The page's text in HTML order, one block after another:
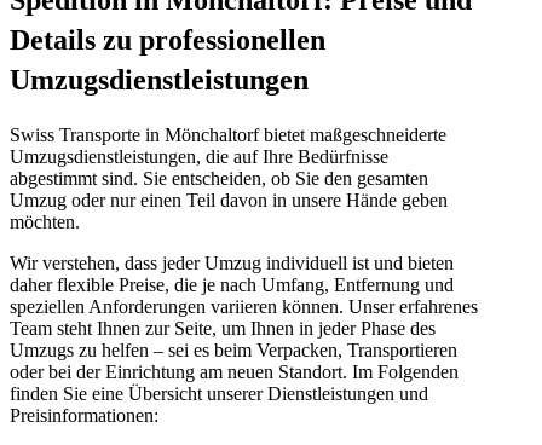
Details zu professionellen
Umzugsdienstleistungen
Swiss Transporte in Mönchaltorf bietet maßgeschneiderte
Umzugsdienstleistungen, die auf Ihre Bedürfnisse
abgestimmt sind. Sie entscheiden, ob Sie den gesamten
Umzug oder nur einen Teil davon in unsere Hände geben
möchten.
Wir verstehen, dass jeder Umzug individuell ist und bieten
daher flexible Preise, die je nach Umfang, Entfernung und
speziellen Anforderungen variieren können. Unser erfahrenes
Team steht Ihnen zur Seite, um Ihnen in jeder Phase des
Umzugs zu helfen – sei es beim Verpacken, Transportieren
oder bei der Einrichtung am neuen Standort. Im Folgenden
finden Sie eine Übersicht unserer Dienstleistungen und
Preisinformationen: